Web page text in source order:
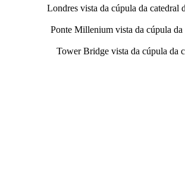
Londres vista da cúpula da catedral
Ponte Millenium vista da cúpula da
Tower Bridge vista da cúpula da